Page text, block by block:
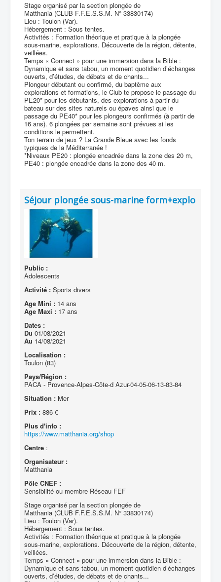
Stage organisé par la section plongée de
Matthania (CLUB F.F.E.S.S.M. N° 33830174)
Lieu : Toulon (Var).
Hébergement : Sous tentes.
Activités : Formation théorique et pratique à la plongée
sous-marine, explorations. Découverte de la région, détente,
veillées.
Temps « Connect » pour une immersion dans la Bible :
Dynamique et sans tabou, un moment quotidien d’échanges
ouverts, d’études, de débats et de chants...
Plongeur débutant ou confirmé, du baptême aux
explorations et formations, le Club te propose le passage du
PE20* pour les débutants, des explorations à partir du
bateau sur des sites naturels ou épaves ainsi que le
passage du PE40* pour les plongeurs confirmés (à partir de
16 ans). 6 plongées par semaine sont prévues si les
conditions le permettent.
Ton terrain de jeux ? La Grande Bleue avec les fonds
typiques de la Méditerranée !
*Niveaux PE20 : plongée encadrée dans la zone des 20 m,
PE40 : plongée encadrée dans la zone des 40 m.
Séjour plongée sous-marine form+explo
Public :
Adolescents
Activité : Sports divers
Age Mini : 14 ans
Age Maxi : 17 ans
Dates :
Du 01/08/2021
Au 14/08/2021
Localisation :
Toulon (83)
Pays/Région :
PACA - Provence-Alpes-Côte-d Azur-04-05-06-13-83-84
Situation : Mer
Prix : 886 €
Plus d'info :
https://www.matthania.org/shop
Centre :
Organisateur :
Matthania
Pôle CNEF :
Sensibilité ou membre Réseau FEF
Stage organisé par la section plongée de
Matthania (CLUB F.F.E.S.S.M. N° 33830174)
Lieu : Toulon (Var).
Hébergement : Sous tentes.
Activités : Formation théorique et pratique à la plongée
sous-marine, explorations. Découverte de la région, détente,
veillées.
Temps « Connect » pour une immersion dans la Bible :
Dynamique et sans tabou, un moment quotidien d’échanges
ouverts, d’études, de débats et de chants...